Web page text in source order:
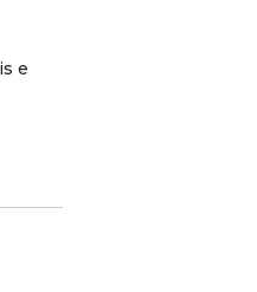
compreensão da experiência
e